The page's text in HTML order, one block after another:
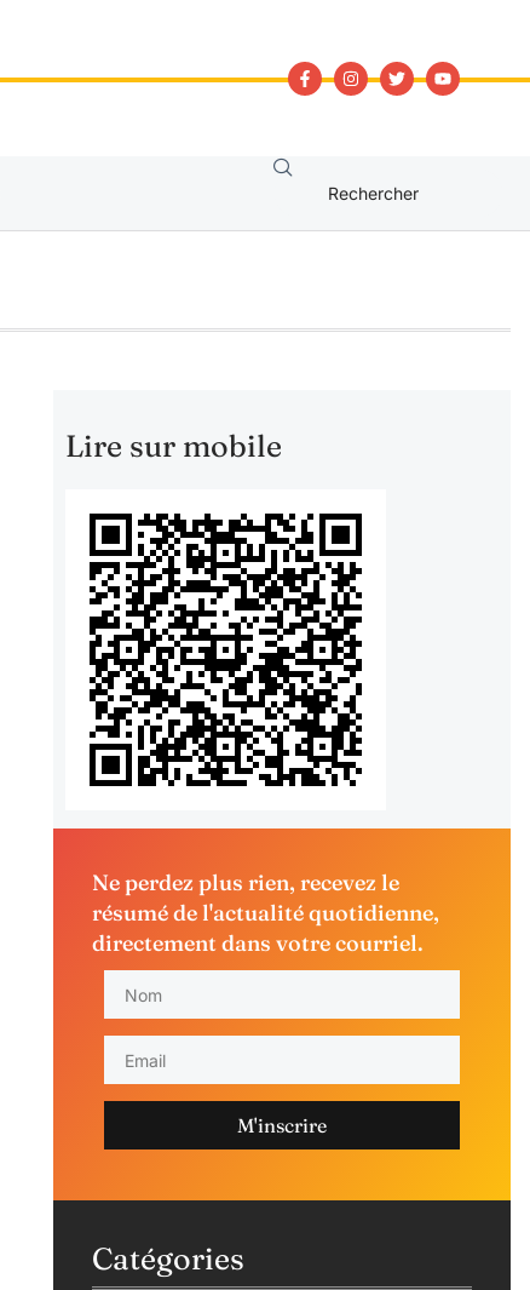
Lire sur mobile
Ne perdez plus rien, recevez le
résumé de l'actualité quotidienne,
directement dans votre courriel.
M'inscrire
Catégories